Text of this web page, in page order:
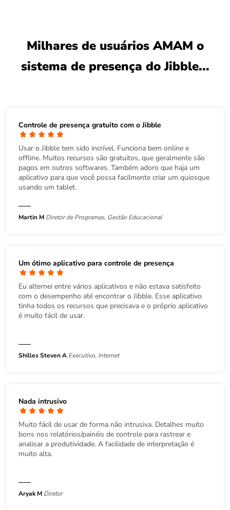
Milhares de usuários AMAM o
sistema de presença do Jibble...
Controle de presença gratuito com o Jibble
Usar o Jibble tem sido incrível. Funciona bem online e
offline. Muitos recursos são gratuitos, que geralmente são
pagos em outros softwares. Também adoro que haja um
aplicativo para que você possa facilmente criar um quiosque
usando um tablet.
Martin M Diretor de Programas, Gestão Educacional
Um ótimo aplicativo para controle de presença
Eu alternei entre vários aplicativos e não estava satisfeito
com o desempenho até encontrar o Jibble. Esse aplicativo
tinha todos os recursos que precisava e o próprio aplicativo
é muito fácil de usar.
Shilles Steven A Executivo, Internet
Nada intrusivo
Muito fácil de usar de forma não intrusiva. Detalhes muito
bons nos relatórios/painéis de controle para rastrear e
analisar a produtividade. A facilidade de interpretação é
muito alta.
Aryak M Diretor